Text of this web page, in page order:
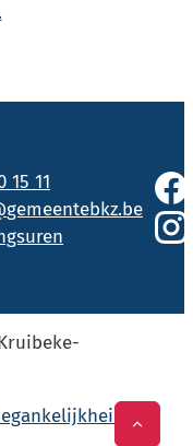
15 11
gemeentebkz.be